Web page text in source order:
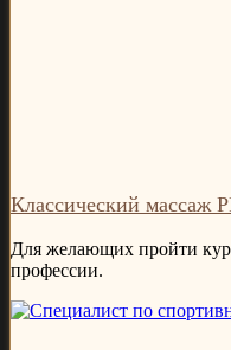
Классический массаж
Для желающих пройти
профессии.